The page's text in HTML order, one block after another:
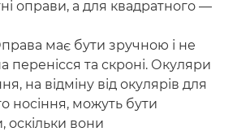
оправи, а для квадратного —
має бути зручною і не
перенісся та скроні. Окуляри
на відміну від окулярів для
носіння, можуть бути
вони